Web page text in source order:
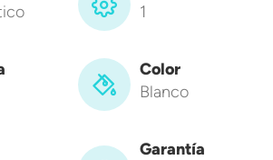
1
Color
Blanco
Garantía